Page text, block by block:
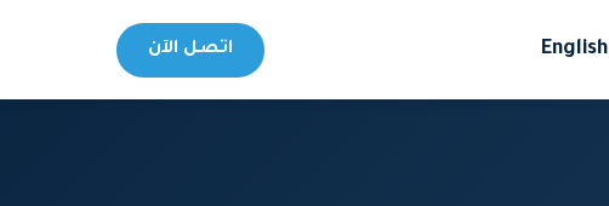
English اتصل الآن